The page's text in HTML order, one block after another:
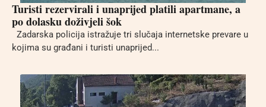
Turisti rezervirali i unaprijed platili apartmane, a
po dolasku doživjeli šok
Zadarska policija istražuje tri slučaja internetske prevare u
kojima su građani i turisti unaprijed...